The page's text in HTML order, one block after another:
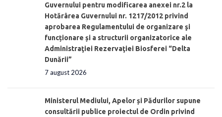
Guvernului pentru modificarea anexei nr.2 la
Hotărârea Guvernului nr. 1217/2012 privind
aprobarea Regulamentului de organizare şi
funcționare și a structurii organizatorice ale
Administraţiei Rezervaţiei Biosferei “Delta
Dunării”
7 august 2026
Ministerul Mediului, Apelor și Pădurilor supune
consultării publice proiectul de Ordin privind